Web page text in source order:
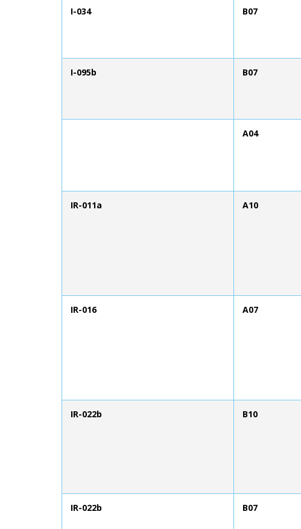
I-034 B07
I-095b B07
A04
IR-011a A10
IR-016 A07
IR-022b B10
IR-022b B07